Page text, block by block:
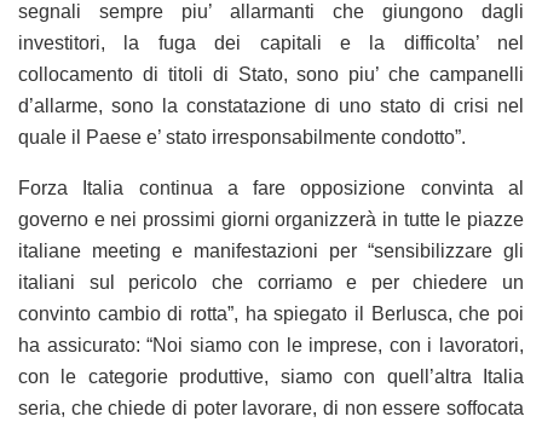
segnali sempre piu’ allarmanti che giungono dagli
investitori, la fuga dei capitali e la difficolta’ nel
collocamento di titoli di Stato, sono piu’ che campanelli
d’allarme, sono la constatazione di uno stato di crisi nel
quale il Paese e’ stato irresponsabilmente condotto”.
Forza Italia continua a fare opposizione convinta al
governo e nei prossimi giorni organizzerà in tutte le piazze
italiane meeting e manifestazioni per “sensibilizzare gli
italiani sul pericolo che corriamo e per chiedere un
convinto cambio di rotta”, ha spiegato il Berlusca, che poi
ha assicurato: “Noi siamo con le imprese, con i lavoratori,
con le categorie produttive, siamo con quell’altra Italia
seria, che chiede di poter lavorare, di non essere soffocata